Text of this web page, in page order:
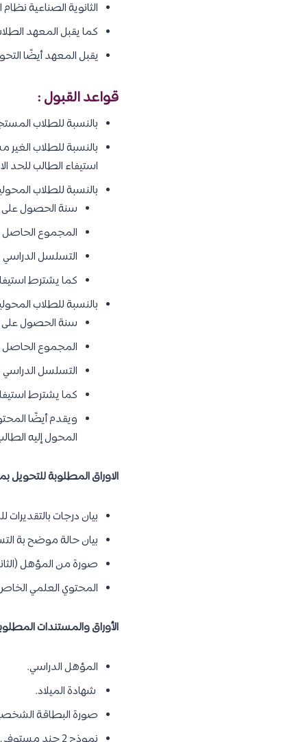
الثانوية الصناعية
كما يقبل المعهد
يقبل المعهد أيضًا
قواعد القبول :
بالنسبة للطلاب
بالنسبة للطلاب
استيفاء الطالب للحد
بالنسبة للطلاب
سنة الحصول
المجموع الحاصل
التسلسل
كما يشترط
بالنسبة للطلاب
سنة الحصول
المجموع الحاصل
التسلسل
كما يشترط
ويقدم أيضًا
المحول إليه
الاوراق المطلوبة
بيان درجات بالتقديرات
بيان حالة موضح بة
صورة من المؤهل (الثانوية
المحتوي العلمي
الأوراق والمستندات
المؤهل الدراسي.
شهادة الميلاد.
صورة البطاقة